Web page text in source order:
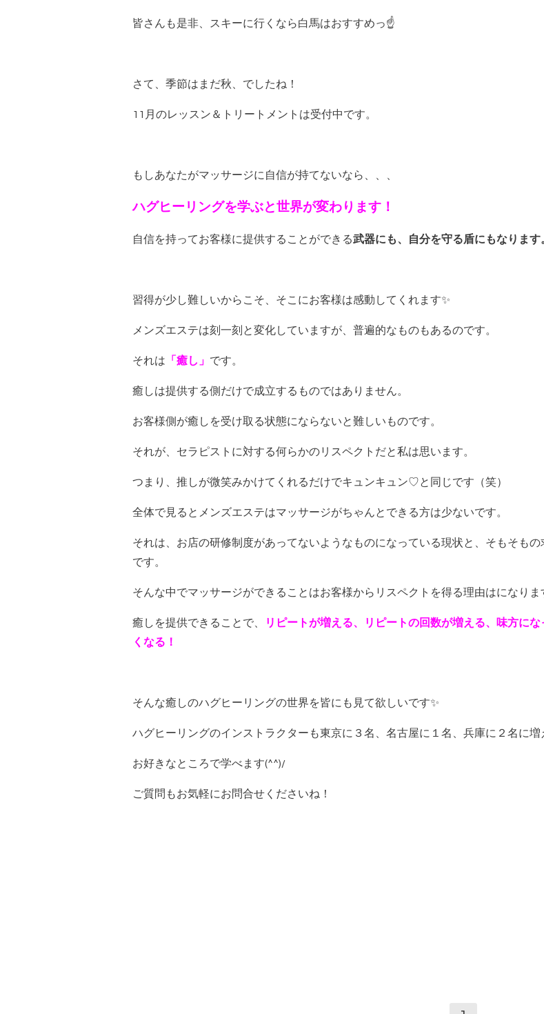
皆さんも是非、スキーに行くなら白馬はおすすめっ☝
さて、季節はまだ秋、でしたね！
11月のレッスン＆トリートメントは受付中です。
もしあなたがマッサージに自信が持てないなら、、、
ハグヒーリングを学ぶと世界が変わります！
自信を持ってお客様に提供することができる武器にも、自分を守る盾にもなります
習得が少し難しいからこそ、そこにお客様は感動してくれます✨
メンズエステは刻一刻と変化していますが、普遍的なものもあるのです。
それは 「癒し」 です。
癒しは提供する側だけで成立するものではありません。
お客様側が癒しを受け取る状態にならないと難しいものです。
それが、セラピストに対する何らかのリスペクトだと私は思います。
つまり、推しが微笑みかけてくれるだけでキュンキュン♡と同じです（笑）
全体で見るとメンズエステはマッサージがちゃんとできる方は少ないです。
それは、お店の研修制度があってないようなものになっている現状と、そもそも
です。
そんな中でマッサージができることはお客様からリスペクトを得る理由はになりま
癒しを提供できることで、
リピートが増える、リピートの回数が増える、味方に
くなる！
そんな癒しのハグヒーリングの世界を皆にも見て欲しいです✨
ハグヒーリングのインストラクターも東京に３名、名古屋に１名、兵庫に２名に増
お好きなところで学べます(^^)/
ご質問もお気軽にお問合せくださいね！